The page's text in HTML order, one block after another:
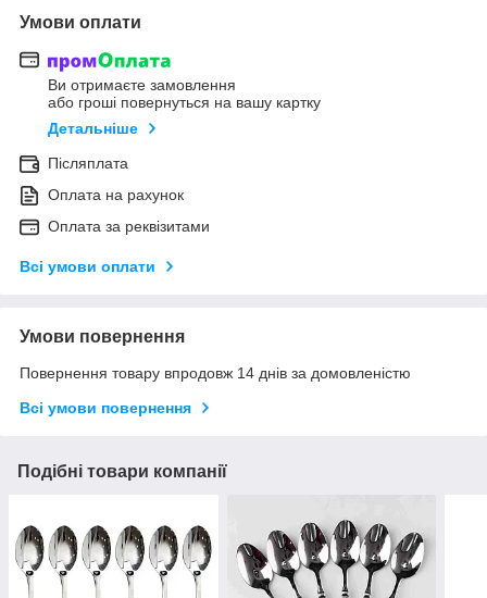
Умови оплати
Ви отримаєте замовлення
або гроші повернуться на вашу картку
Детальніше
Післяплата
Оплата на рахунок
Оплата за реквізитами
Всі умови оплати
Умови повернення
Повернення товару впродовж 14 днів за домовленістю
Всі умови повернення
Подібні товари компанії